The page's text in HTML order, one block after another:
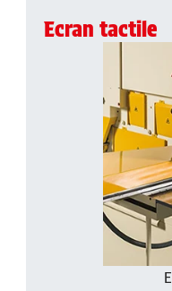
Ecran tactile